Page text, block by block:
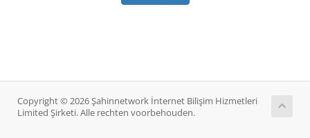
Copyright © 2026 Şahinnetwork İnternet Bilişim Hizmetleri
Limited Şirketi. Alle rechten voorbehouden.